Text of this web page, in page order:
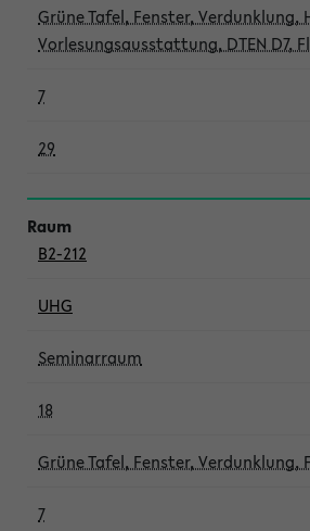
Grüne Tafel, Fenster, Verdunklung,
Vorlesungsausstattung, DTEN D7,
7
29
B2-212
UHG
Seminarraum
18
Grüne Tafel, Fenster, Verdunklung,
7